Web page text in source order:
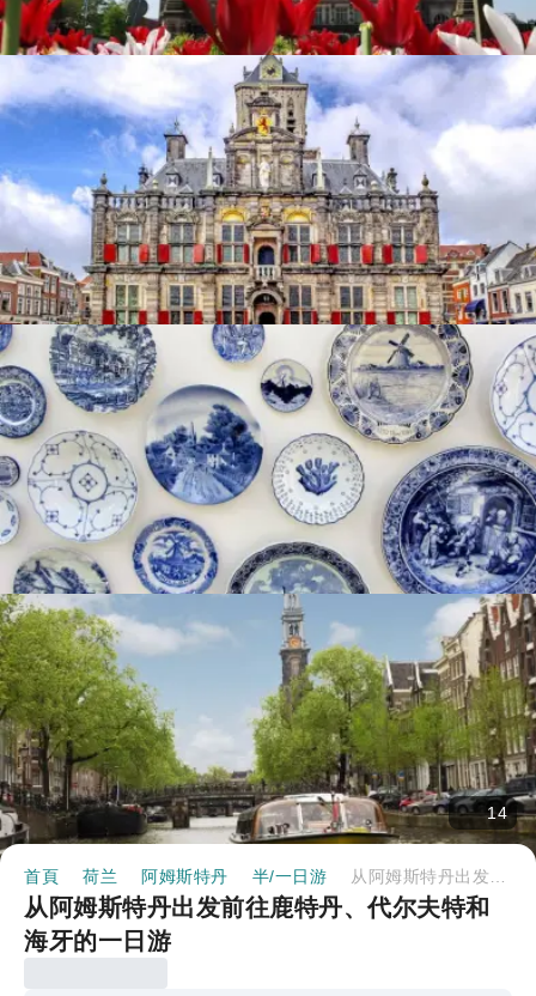
14
首頁 荷兰 阿姆斯特丹 半/一日游
从阿姆斯特丹出发前往鹿特丹、代尔夫特和
海牙的一日游